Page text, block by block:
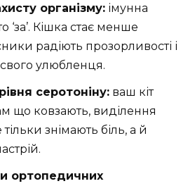
організму: імунна
‘за’. Кішка стає менше
радіють прозорливості і
свого улюбленця.
серотоніну: ваш кіт
що ковзають, виділення
знімають біль, а й
ортопедичних